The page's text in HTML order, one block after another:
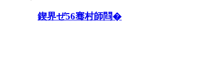
鍥界ぜ56骞村師閰�